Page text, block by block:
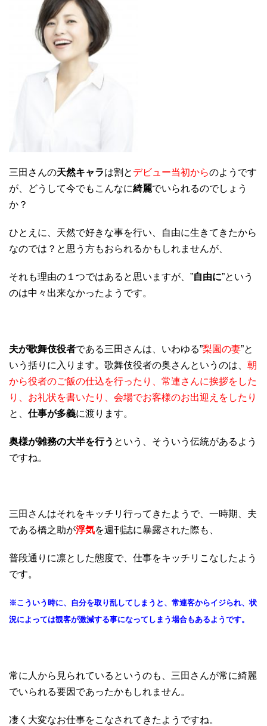
三田さんの天然キャラは割と デビュー当初からのようです
が、どうして今でもこんなに綺麗でいられるのでしょう
か？
ひとえに、天然で好きな事を行い、自由に生きてきたから
なのでは？と思う方もおられるかもしれませんが、
それも理由の１つではあると思いますが、”自由に”という
のは中々出来なかったようです。
夫が歌舞伎役者である三田さんは、いわゆる”梨園の妻”と
いう括りに入ります。歌舞伎役者の奥さんというのは、 朝
から役者のご飯の仕込を行ったり、常連さんに挨拶をした
り、お礼状を書いたり、会場でお客様のお出迎えをしたり
と、 仕事が多義に渡ります。
奥様が雑務の大半を行う という、そういう伝統があるよう
ですね。
三田さんはそれをキッチリ行ってきたようで、一時期、夫
である橋之助が浮気を週刊誌に暴露された際も、
普段通りに凛とした態度で、仕事をキッチリこなしたよう
です。
※こういう時に、自分を取り乱してしまうと、常連客からイジられ、状
況によっては観客が激減する事になってしまう場合もあるようです。
常に人から見られているというのも、三田さんが常に綺麗
でいられる要因であったかもしれません。
凄く大変なお仕事をこなされてきたようですね。